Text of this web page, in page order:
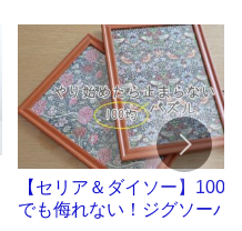
【セリア＆ダイソー】100円
でも侮れない！ジグソーパ